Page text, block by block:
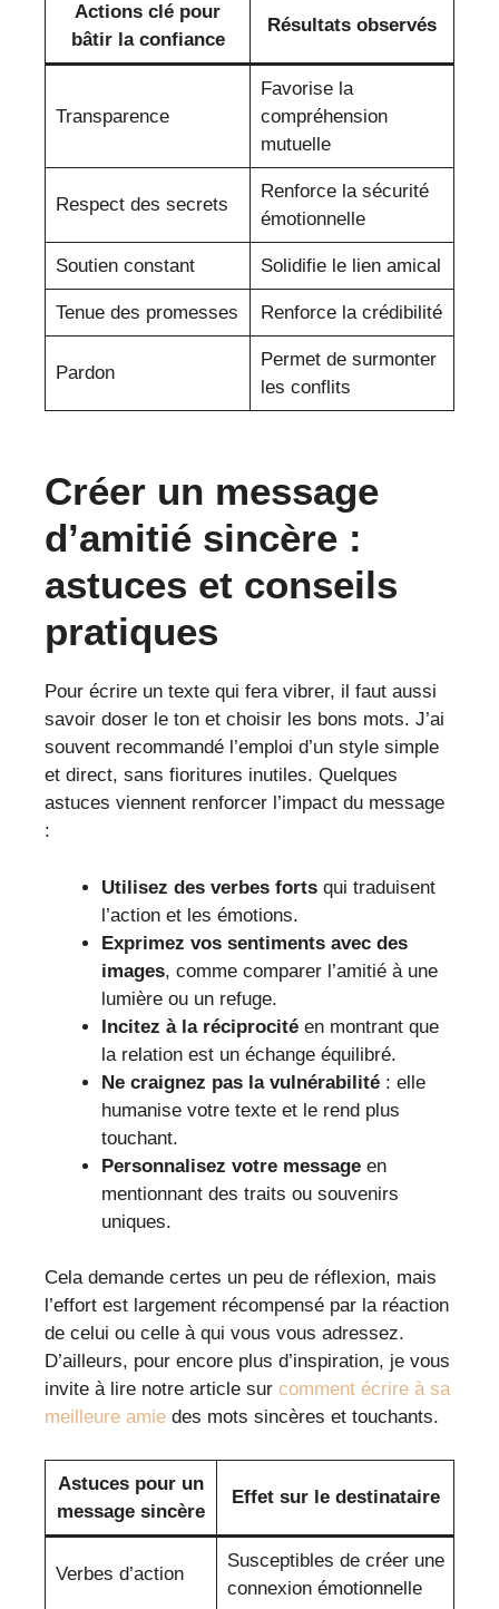
Actions clé pour
bâtir la confiance
Résultats observés
Transparence
Favorise la
compréhension
mutuelle
Respect des secrets
Renforce la sécurité
émotionnelle
Soutien constant Solidifie le lien amical
Tenue des promesses Renforce la crédibilité
Pardon
Permet de surmonter
les conflits
Créer un message
d’amitié sincère :
astuces et conseils
pratiques
Pour écrire un texte qui fera vibrer, il faut aussi
savoir doser le ton et choisir les bons mots. J’ai
souvent recommandé l’emploi d’un style simple
et direct, sans fioritures inutiles. Quelques
astuces viennent renforcer l’impact du message
:
Utilisez des verbes forts qui traduisent
l’action et les émotions.
Exprimez vos sentiments avec des
images, comme comparer l’amitié à une
lumière ou un refuge.
Incitez à la réciprocité en montrant que
la relation est un échange équilibré.
Ne craignez pas la vulnérabilité : elle
humanise votre texte et le rend plus
touchant.
Personnalisez votre message en
mentionnant des traits ou souvenirs
uniques.
Cela demande certes un peu de réflexion, mais
l’effort est largement récompensé par la réaction
de celui ou celle à qui vous vous adressez.
D’ailleurs, pour encore plus d’inspiration, je vous
invite à lire notre article sur comment écrire à sa
meilleure amie des mots sincères et touchants.
Astuces pour un
message sincère
Effet sur le destinataire
Verbes d’action
Susceptibles de créer une
connexion émotionnelle